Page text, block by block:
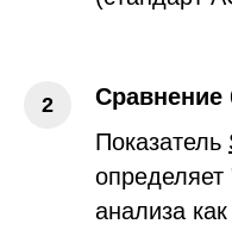
Сравнение
Показатель
анализа как